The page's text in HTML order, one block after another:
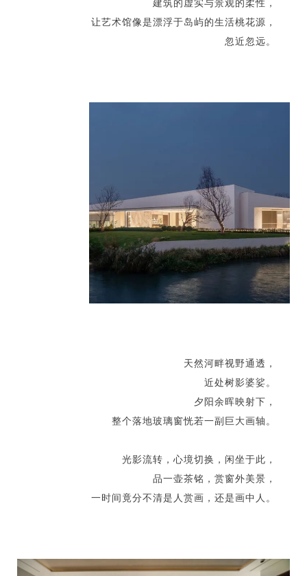
建筑的虚实与景观的柔性，
让艺术馆像是漂浮于岛屿的生活桃花源，
忽近忽远。
天然河畔视野通透，
近处树影婆娑。
夕阳余晖映射下，
整个落地玻璃窗恍若一副巨大画轴。
光影流转，心境切换，闲坐于此，
品一壶茶铭，赏窗外美景，
一时间竟分不清是人赏画，还是画中人。